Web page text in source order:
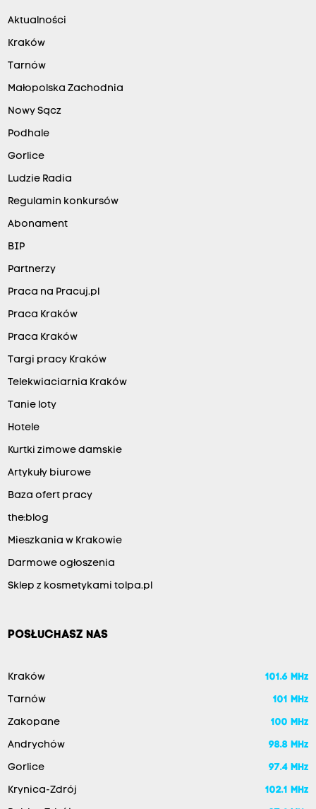
Aktualności
Kraków
Tarnów
Małopolska Zachodnia
Nowy Sącz
Podhale
Gorlice
Ludzie Radia
Regulamin konkursów
Abonament
BIP
Partnerzy
Praca na Pracuj.pl
Praca Kraków
Praca Kraków
Targi pracy Kraków
Telekwiaciarnia Kraków
Tanie loty
Hotele
Kurtki zimowe damskie
Artykuły biurowe
Baza ofert pracy
the:blog
Mieszkania w Krakowie
Darmowe ogłoszenia
Sklep z kosmetykami tolpa.pl
POSŁUCHASZ NAS
Kraków 101.6 MHz
Tarnów 101 MHz
Zakopane 100 MHz
Andrychów 98.8 MHz
Gorlice 97.4 MHz
Krynica-Zdrój 102.1 MHz